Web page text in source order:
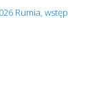
Rumia, wstęp